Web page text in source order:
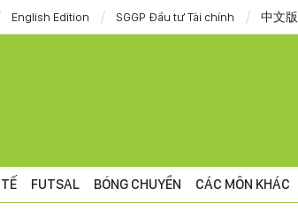
English Edition SGGP Đầu tư Tài chính 中文版
FUTSAL BÓNG CHUYỀN CÁC MÔN KHÁC